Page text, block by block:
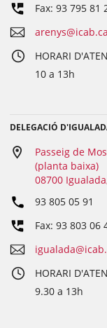
Fax: 93 795 81
HORARI
10 a 13h
DELEGACIÓ
Passeig de
(planta baixa)
08700
93 805 05 91
Fax: 93 803 06
HORARI
9.30 a 13h